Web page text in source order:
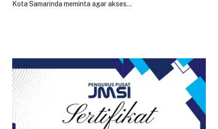
Kota Samarinda meminta agar akses…